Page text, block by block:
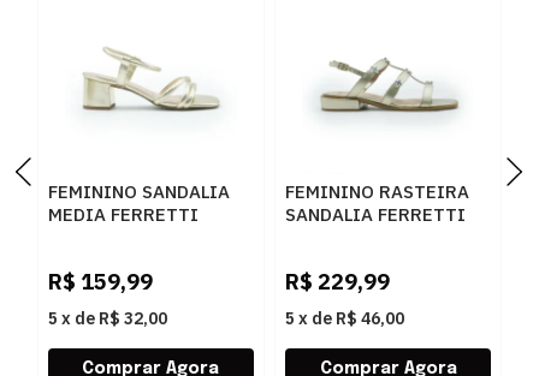
FEMININO SANDALIA
MEDIA FERRETTI
R$ 159,99
5 x de R$ 32,00
FEMININO RASTEIRA
SANDALIA FERRETTI
R$ 229,99
5 x de R$ 46,00